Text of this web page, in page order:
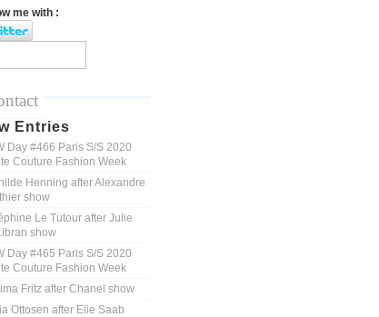
me with :
Entries
Day #466 Paris S/S 2020
Couture Fashion Week
Henning after Alexandre
show
Le Tutour after Julie
show
Day #465 Paris S/S 2020
Couture Fashion Week
Fritz after Chanel show
Ottosen after Elie Saab